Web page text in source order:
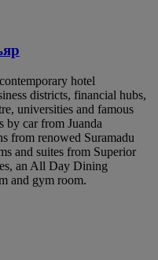
hotel
districts, financial hubs,
universities and famous
by car from Juanda
from renowed Suramadu
and suites from Superior
an All Day Dining
and gym room.